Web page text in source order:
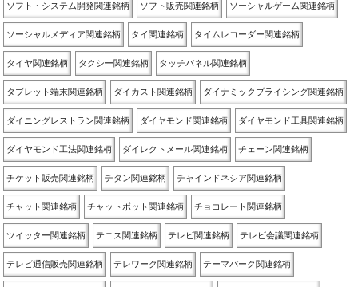
ソフト・システム開発関連銘柄 ソフト販売関連銘柄 ソーシャルゲーム関連銘柄
ソーシャルメディア関連銘柄 タイ関連銘柄 タイムレコーダー関連銘柄
タイヤ関連銘柄 タクシー関連銘柄 タッチパネル関連銘柄
タブレット端末関連銘柄 ダイカスト関連銘柄 ダイナミックプライシング関連銘柄
ダイニングレストラン関連銘柄 ダイヤモンド関連銘柄 ダイヤモンド工具関連銘柄
ダイヤモンド工法関連銘柄 ダイレクトメール関連銘柄 チェーン関連銘柄
チケット販売関連銘柄 チタン関連銘柄 チャインドネシア関連銘柄
チャット関連銘柄 チャットボット関連銘柄 チョコレート関連銘柄
ツイッター関連銘柄 テニス関連銘柄 テレビ関連銘柄 テレビ会議関連銘柄
テレビ通信販売関連銘柄 テレワーク関連銘柄 テーマパーク関連銘柄